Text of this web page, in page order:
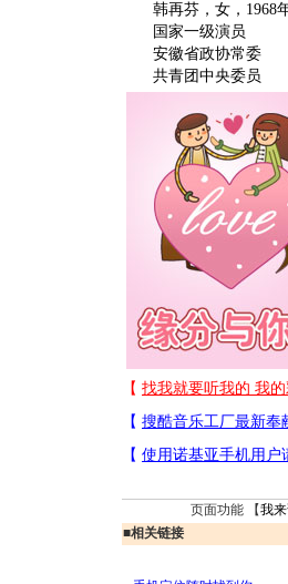
韩再芬，女，1968年
国家一级演员
安徽省政协常委
共青团中央委员
页面功能 【我
■相关链接